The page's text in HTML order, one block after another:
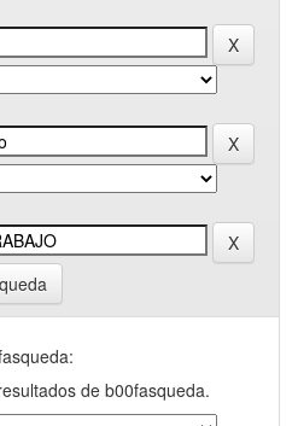
de b00fasqueda.